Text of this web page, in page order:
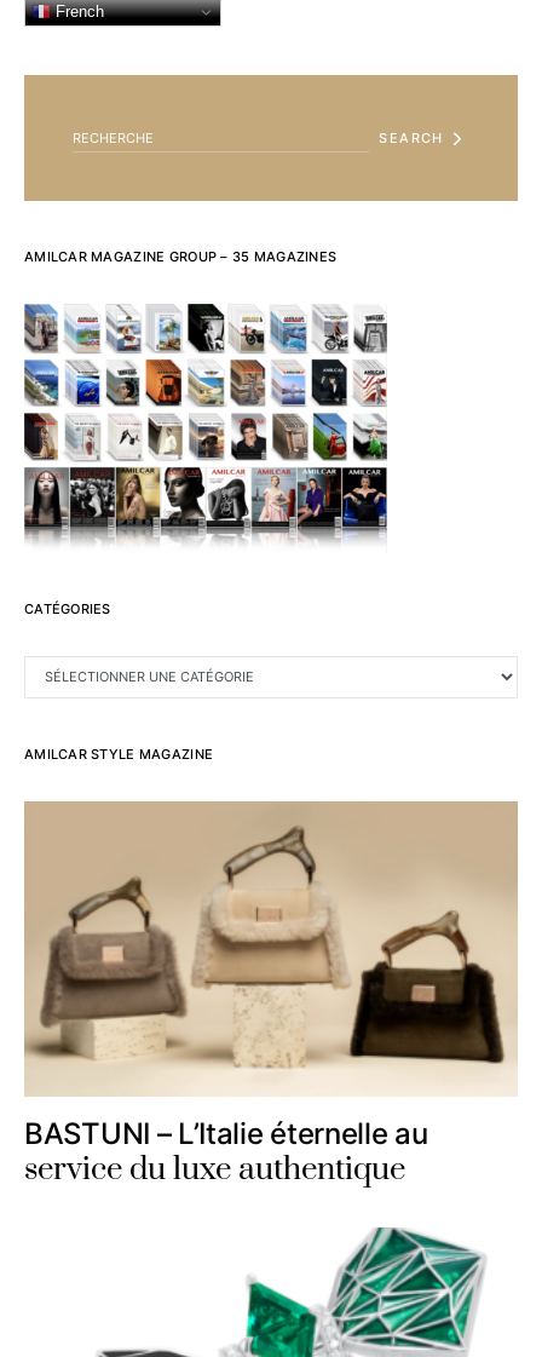
French
SEARCH
AMILCAR MAGAZINE GROUP – 35 MAGAZINES
CATÉGORIES
CATÉGORIES
AMILCAR STYLE MAGAZINE
BASTUNI – L’Italie éternelle au
service du luxe authentique